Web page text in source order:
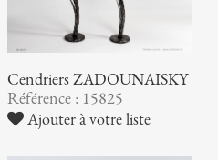
Cendriers ZADOUNAISKY
Référence : 15825
Ajouter à votre liste